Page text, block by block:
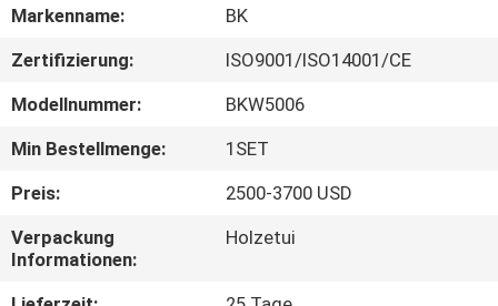
FABRIK-
AUSFLUG
QUALITÄTSKONTROLLE
TRETEN
SIE
Markenname:
BK
Zertifizierung:
ISO9001/ISO14001/CE
Modellnummer:
BKW5006
Min Bestellmenge:
1SET
Preis:
2500-3700 USD
Verpackung
Informationen:
Holzetui